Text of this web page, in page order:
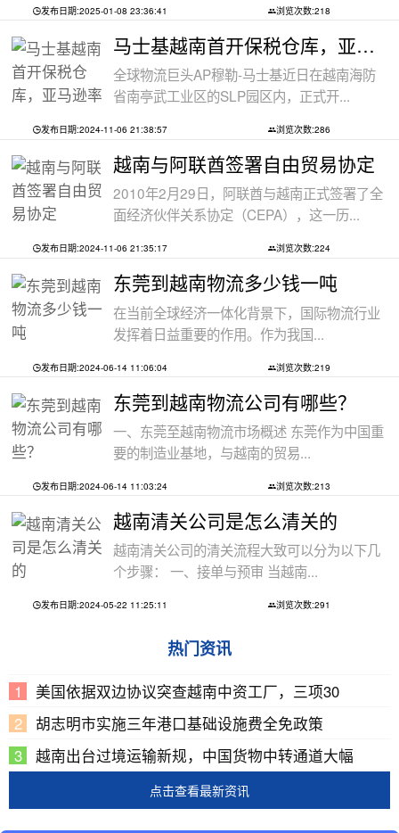
发布日期:2025-01-08 23:36:41 浏览次数:218
马士基越南首开保税仓库，亚马逊率先入
全球物流巨头AP穆勒-马士基近日在越南海防
省南亭武工业区的SLP园区内，正式开...
发布日期:2024-11-06 21:38:57 浏览次数:286
越南与阿联酋签署自由贸易协定
2010年2月29日，阿联酋与越南正式签署了全
面经济伙伴关系协定（CEPA），这一历...
发布日期:2024-11-06 21:35:17 浏览次数:224
东莞到越南物流多少钱一吨
在当前全球经济一体化背景下，国际物流行业
发挥着日益重要的作用。作为我国...
发布日期:2024-06-14 11:06:04 浏览次数:219
东莞到越南物流公司有哪些？
一、东莞至越南物流市场概述 东莞作为中国重
要的制造业基地，与越南的贸易...
发布日期:2024-06-14 11:03:24 浏览次数:213
越南清关公司是怎么清关的
越南清关公司的清关流程大致可以分为以下几
个步骤： 一、接单与预审 当越南...
发布日期:2024-05-22 11:25:11 浏览次数:291
热门资讯
美国依据双边协议突查越南中资工厂，三项30
胡志明市实施三年港口基础设施费全免政策
越南出台过境运输新规，中国货物中转通道大幅
点击查看最新资讯